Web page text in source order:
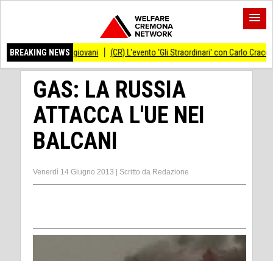
BREAKING NEWS(CR) L'evento 'Gli Straordinari' con Carlo Cracco anticipato al 14
GAS: LA RUSSIA
ATTACCA L'UE NEI
BALCANI
Venerdì 14 Giugno 2013 Scritto da Redazione